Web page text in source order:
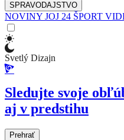
SPRAVODAJSTVO
NOVINY JOJ 24 ŠPORT
Svetlý Dizajn
Sledujte svoje
aj v predstihu
Prehrať